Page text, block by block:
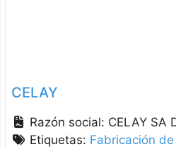
CELAY
Razón social: CELAY SA
Etiquetas: Fabricación